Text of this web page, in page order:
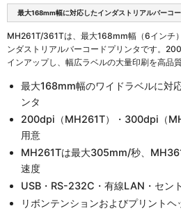
最大168mm幅に対応したインダストリアルバーコ
MH261T/361Tは、最大168mm幅（6インチ
ンダストリアルバーコードプリンタです。
インアップし、幅広ラベルの大量印刷を高品
最大168mm幅のワイドラベルに対
ンタ
200dpi（MH261T）・300dpi（
用意
MH261Tは最大305mm/秒、
速度
USB・RS-232C・有線LAN・セン
リボンテンションおよびプリント